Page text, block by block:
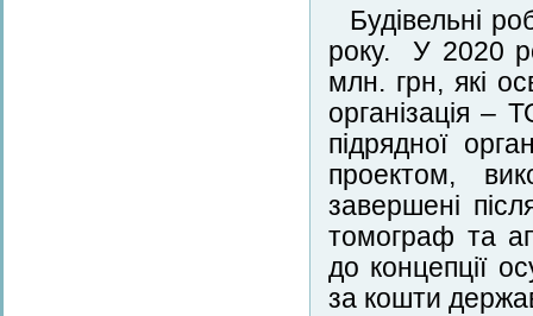
Будівельні
року. У 2020
млн. грн, які
організація –
підрядної
проектом,
завершені
томограф та
до концепції
за кошти